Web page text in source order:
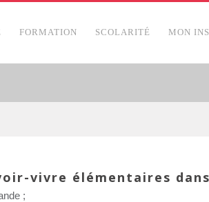
FORMATION SCOLARITÉ MON
vivre élémentaires
;